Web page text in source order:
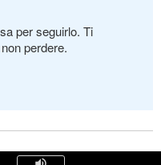
per seguirlo. Ti
perdere.